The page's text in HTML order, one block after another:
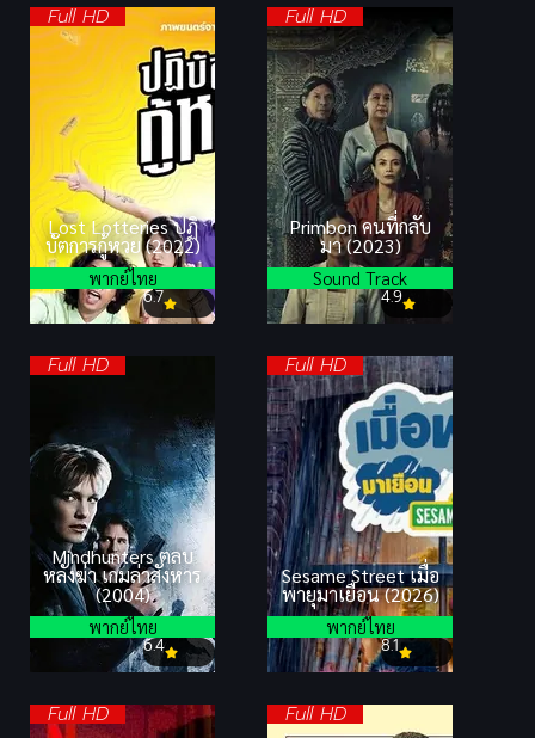
Full HD
Lost Lotteries ปฏิ
บัตการกู้หวย (2022)
6.7
พากย์ไทย
Full HD
Primbon คนที่กลับ
มา (2023)
4.9
Sound Track
Full HD
Mindhunters ตลบ
หลังฆ่า เกมล่าสังหาร
(2004)
6.4
พากย์ไทย
Full HD
Sesame Street เมื่อ
พายุมาเยือน (2026)
8.1
พากย์ไทย
Full HD Full HD